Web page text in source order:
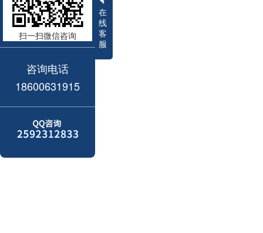
在
线
客
服
扫一扫微信咨询
咨询电话
18600631915